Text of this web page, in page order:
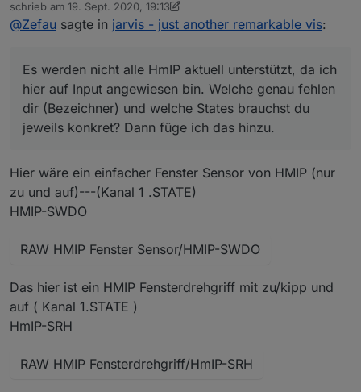
auf Input angewiesen bin. Welche genau fehlen dir
(Bezeichner) und welche States brauchst du jeweils
Siehe
prc.js#L38
schrieb am 19. Sept. 2020, 19:13
zuletzt editiert von dslraser
@Zefau sagte in jarvis - just another remarkable vis:
Es werden nicht alle HmIP aktuell unterstützt, da ich
hier auf Input angewiesen bin. Welche genau fehlen
dir (Bezeichner) und welche States brauchst du
jeweils konkret? Dann füge ich das hinzu.
Hier wäre ein einfacher Fenster Sensor von HMIP (nur
zu und auf)---(Kanal 1 .STATE)
HMIP-SWDO
RAW HMIP Fenster Sensor/HMIP-SWDO
Das hier ist ein HMIP Fensterdrehgriff mit zu/kipp und
auf ( Kanal 1.STATE )
HmIP-SRH
RAW HMIP Fensterdrehgriff/HmIP-SRH